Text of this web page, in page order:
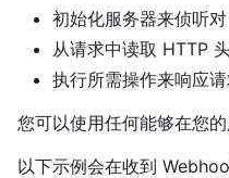
初始化服务器来侦听
从请求中读取 HTTP
执行所需操作来响应
您可以使用任何能够在您
以下示例会在收到